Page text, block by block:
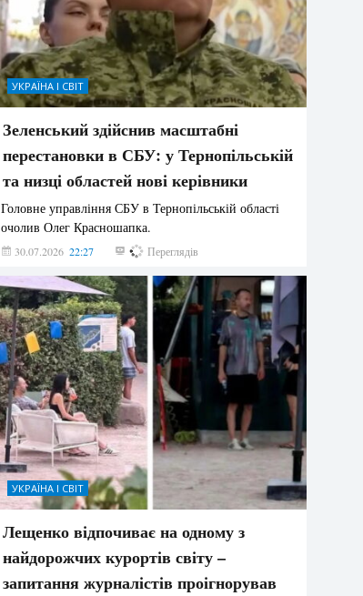
УКРАЇНА І СВІТ
Зеленський здійснив масштабні
перестановки в СБУ: у Тернопільській
та низці областей нові керівники
Головне управління СБУ в Тернопільській області
очолив Олег Красношапка.
30.07.2026 22:27 615 Переглядів
УКРАЇНА І СВІТ
Лещенко відпочиває на одному з
найдорожчих курортів світу –
запитання журналістів проігнорував